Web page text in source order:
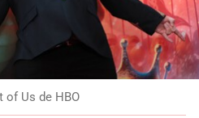
of Us de HBO